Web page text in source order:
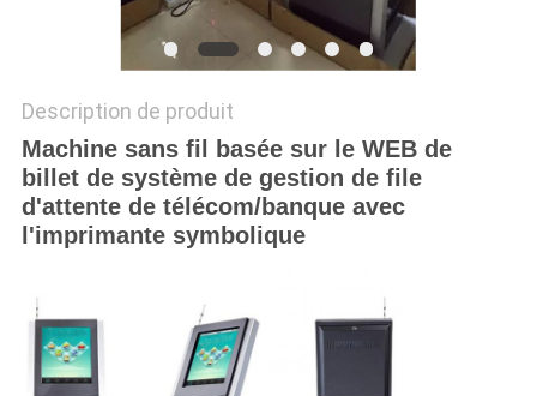
Description de produit
Machine sans fil basée sur le WEB de
billet de système de gestion de file
d'attente de télécom/banque avec
l'imprimante symbolique